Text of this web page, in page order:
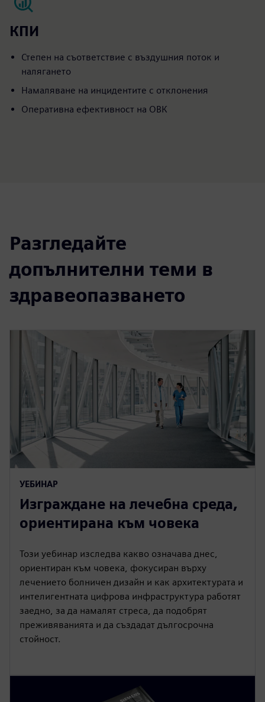
КПИ
Степен на съответствие с въздушния поток и
налягането
Намаляване на инцидентите с отклонения
Оперативна ефективност на ОВК
Разгледайте
допълнителни теми в
здравеопазването
УЕБИНАР
Изграждане на лечебна среда,
ориентирана към човека
Този уебинар изследва какво означава днес,
ориентиран към човека, фокусиран върху
лечението болничен дизайн и как архитектурата и
интелигентната цифрова инфраструктура работят
заедно, за да намалят стреса, да подобрят
преживяванията и да създадат дългосрочна
стойност.